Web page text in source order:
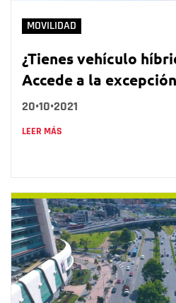
MOVILIDAD
¿Tienes vehículo
Accede a la
20•10•2021
LEER MÁS